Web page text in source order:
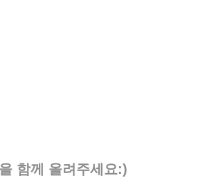
함께 올려주세요:)